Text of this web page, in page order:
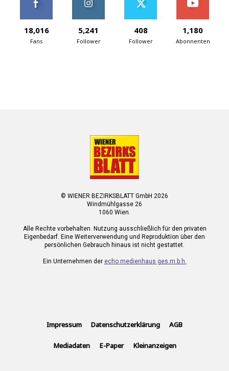
18,016
Fans
5,241
Follower
408
Follower
1,180
Abonnenten
© WIENER BEZIRKSBLATT GmbH 2026
Windmühlgasse 26
1060 Wien.
Alle Rechte vorbehalten. Nutzung ausschließlich für den privaten
Eigenbedarf. Eine Weiterverwendung und Reproduktion über den
persönlichen Gebrauch hinaus ist nicht gestattet.
Ein Unternehmen der echo medienhaus ges.m.b.h.
Impressum Datenschutzerklärung AGB
Mediadaten E-Paper Kleinanzeigen